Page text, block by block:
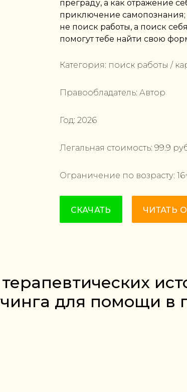
преграду, а как отражение
приключение
не поиск работы, а поиск
помогут тебе найти свою
Категория: поиск работы /
Правообладатель: Автор
Год: 2026
Легальная стоимость: 99.9
Ограничение по возрасту: 16
СКАЧАТЬ ЧИТАТЬ
для помощи в